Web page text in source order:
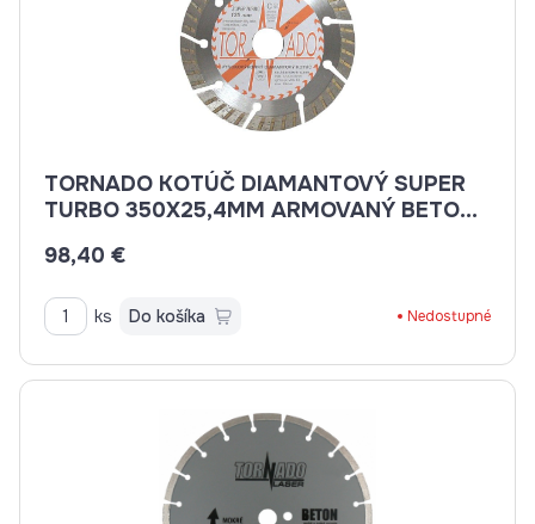
TORNADO KOTÚČ DIAMANTOVÝ SUPER
TURBO 350X25,4MM ARMOVANÝ BETON,
98,40 €
ks Do košíka Nedostupné